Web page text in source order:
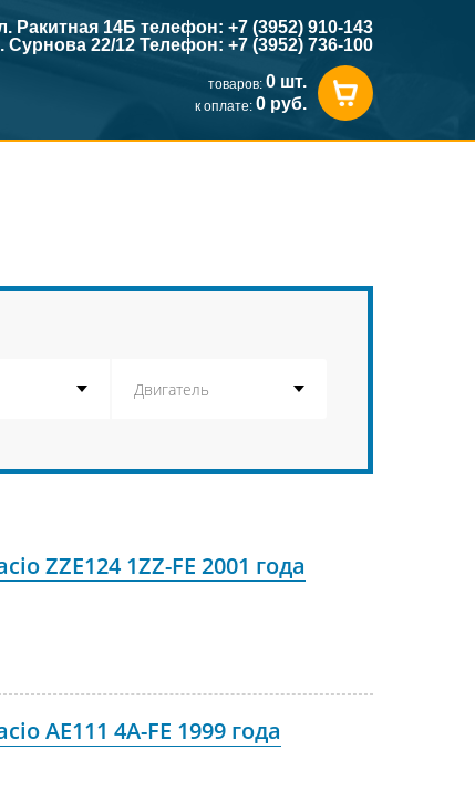
Ракитная 14Б телефон: +7 (3952) 910-143
Сурнова 22/12 Телефон: +7 (3952) 736-100
товаров: 0 шт.
к оплате: 0 руб.
ZZE124 1ZZ-FE 2001 года
AE111 4A-FE 1999 года